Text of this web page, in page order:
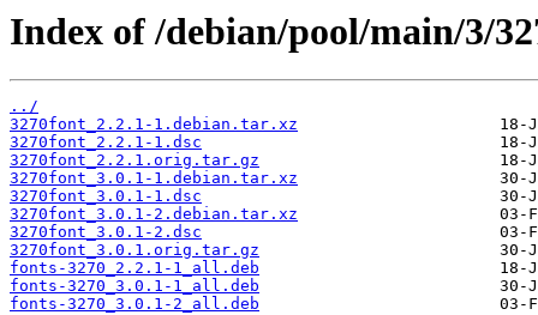
Index of /debian/pool/main/3/
../
3270font_2.2.1-1.debian.tar.xz
3270font_2.2.1-1.dsc
3270font_2.2.1.orig.tar.gz
3270font_3.0.1-1.debian.tar.xz
3270font_3.0.1-1.dsc
3270font_3.0.1-2.debian.tar.xz
3270font_3.0.1-2.dsc
3270font_3.0.1.orig.tar.gz
fonts-3270_2.2.1-1_all.deb
fonts-3270_3.0.1-1_all.deb
fonts-3270_3.0.1-2_all.deb